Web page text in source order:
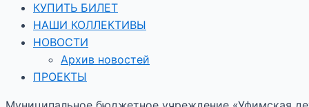
КУПИТЬ БИЛЕТ
НАШИ КОЛЛЕКТИВЫ
НОВОСТИ
Архив новостей
ПРОЕКТЫ